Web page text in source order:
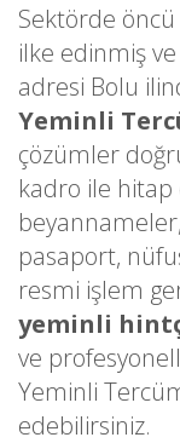
Sektörde
ilke edinmiş
adresi Bolu
Yeminli
çözümler
kadro ile hitap
pasaport,
resmi işlem
yeminli
ve
Yeminli
edebilirsiniz.